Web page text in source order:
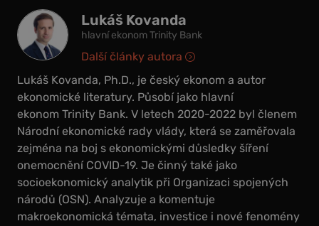
Lukáš Kovanda
hlavní ekonom Trinity Bank
Lukáš Kovanda, Ph.D., je český ekonom a autor
ekonomické literatury. Působí jako hlavní
ekonom Trinity Bank. V letech 2020-2022 byl členem
Národní ekonomické rady vlády, která se zaměřovala
zejména na boj s ekonomickými důsledky šíření
onemocnění COVID-19. Je činný také jako
socioekonomický analytik při Organizaci spojených
národů (OSN). Analyzuje a komentuje
makroekonomická témata, investice i nové fenomény
Další články autora